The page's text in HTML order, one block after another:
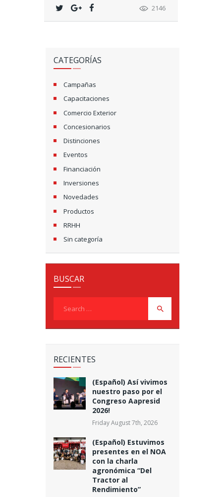
2146
CATEGORÍAS
Campañas
Capacitaciones
Comercio Exterior
Concesionarios
Distinciones
Eventos
Financiación
Inversiones
Novedades
Productos
RRHH
Sin categoría
BUSCAR
RECIENTES
(Español) Así vivimos
nuestro paso por el
Congreso Aapresid
2026!
Friday August 7th, 2026
(Español) Estuvimos
presentes en el NOA
con la charla
agronómica “Del
Tractor al
Rendimiento”